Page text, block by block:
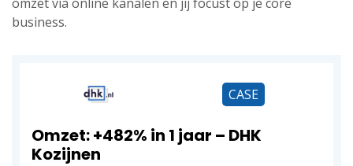
business.
Omzet: +482% in 1 jaar – DHK
Kozijnen
CASE